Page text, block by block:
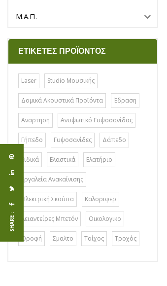
Μ.Α.Π.
ΕΤΙΚΈΤΕΣ ΠΡΟΪΌΝΤΟΣ
Laser Studio Μουσικής
Δομικά Ακουστικά Προϊόντα Έδραση
Αναρτηση Ανυψωτικό Γυψοσανίδας
Γήπεδο Γυψοσανίδες Δάπεδο
Ειδικά Ελαστικά Ελατήριο
Εργαλεία Ανακαίνισης
Ηλεκτρική Σκούπα Καλοριφερ
Λειαντείρες Μπετόν Οικολογικο
Οροφή Σμαλτο Τοίχος Τροχός
SHARE :